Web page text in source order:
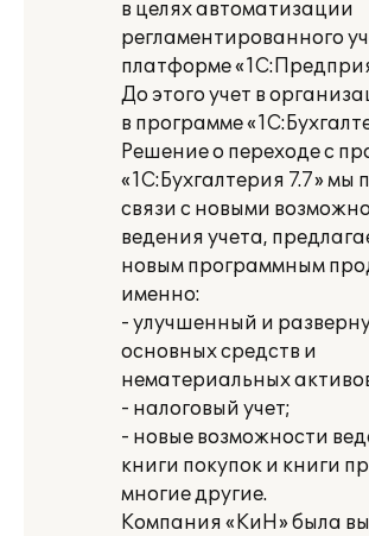
в целях автоматизации
регламентированного
платформе
До этого учет в
в программе
Решение о переходе с
«1С:Бухгалтерия 7.7» мы
связи с новыми
ведения учета,
новым программным
именно:
- улучшенный и
основных средств и
нематериальных
- налоговый учет;
- новые возможности
книги покупок и книги
многие другие.
Компания «КиН» была